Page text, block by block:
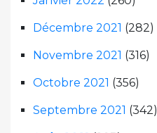
Décembre 2021 (282)
Novembre 2021 (316)
Octobre 2021 (356)
Septembre 2021 (342)